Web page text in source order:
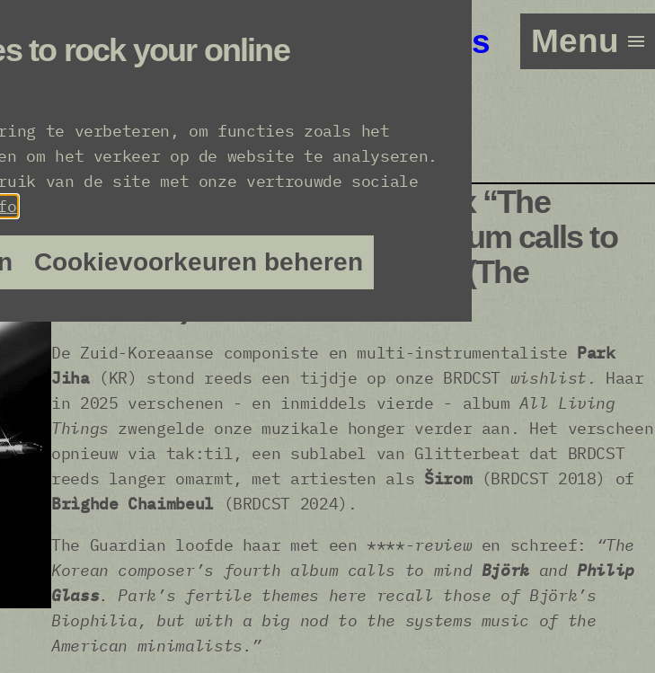
Line-up Tickets Menu
Ambient meets neo-classical x “The
Korean composer’s fourth album calls to
mind Björk and Philip Glass.” (The
De Zuid-Koreaanse componiste en multi-instrumentaliste Park
Jiha(KR) stond reeds een tijdje op onze BRDCST wishlist . Haar
in 2025 verschenen - en inmiddels vierde - albumAll Living
Things zwengelde onze muzikale honger verder aan. Het verscheen
opnieuw via tak:til, een sublabel van Glitterbeat dat BRDCST
reeds langer omarmt, met artiesten als Širom(BRDCST 2018) of
Brìghde Chaimbeul(BRDCST 2024).
The Guardian loofde haar met een ****-reviewen schreef:
“The
Korean composer’s fourth album calls to mind Björk and Philip
Glass. Park’s fertile themes here recall those of Björk’s
Biophilia, but with a big nod to the systems music of the
American minimalists.”
to rock your online
te verbeteren, om functies zoals het
om het verkeer op de website te analyseren.
van de site met onze vertrouwde sociale
Cookievoorkeuren beheren